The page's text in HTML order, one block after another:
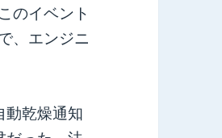
のイベント
、エンジニ
乾燥通知